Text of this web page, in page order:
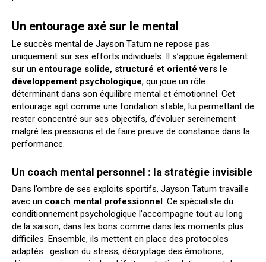
Un entourage axé sur le mental
Le succès mental de Jayson Tatum ne repose pas
uniquement sur ses efforts individuels. Il s’appuie également
sur un entourage solide, structuré et orienté vers le
développement psychologique, qui joue un rôle
déterminant dans son équilibre mental et émotionnel. Cet
entourage agit comme une fondation stable, lui permettant de
rester concentré sur ses objectifs, d’évoluer sereinement
malgré les pressions et de faire preuve de constance dans la
performance.
Un coach mental personnel : la stratégie invisible
Dans l’ombre de ses exploits sportifs, Jayson Tatum travaille
avec un coach mental professionnel. Ce spécialiste du
conditionnement psychologique l’accompagne tout au long
de la saison, dans les bons comme dans les moments plus
difficiles. Ensemble, ils mettent en place des protocoles
adaptés : gestion du stress, décryptage des émotions,